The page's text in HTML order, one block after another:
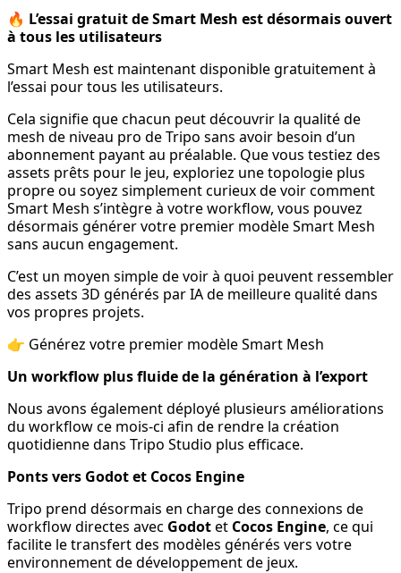
🔥 L’essai gratuit de Smart Mesh est désormais ouvert
à tous les utilisateurs
Smart Mesh est maintenant disponible gratuitement à
l’essai pour tous les utilisateurs.
Cela signifie que chacun peut découvrir la qualité de
mesh de niveau pro de Tripo sans avoir besoin d’un
abonnement payant au préalable. Que vous testiez des
assets prêts pour le jeu, exploriez une topologie plus
propre ou soyez simplement curieux de voir comment
Smart Mesh s’intègre à votre workflow, vous pouvez
désormais générer votre premier modèle Smart Mesh
sans aucun engagement.
C’est un moyen simple de voir à quoi peuvent ressembler
des assets 3D générés par IA de meilleure qualité dans
vos propres projets.
👉 Générez votre premier modèle Smart Mesh
Un workflow plus fluide de la génération à l’export
Nous avons également déployé plusieurs améliorations
du workflow ce mois-ci afin de rendre la création
quotidienne dans Tripo Studio plus efficace.
Ponts vers Godot et Cocos Engine
Tripo prend désormais en charge des connexions de
workflow directes avec Godotet Cocos Engine, ce qui
facilite le transfert des modèles générés vers votre
environnement de développement de jeux.